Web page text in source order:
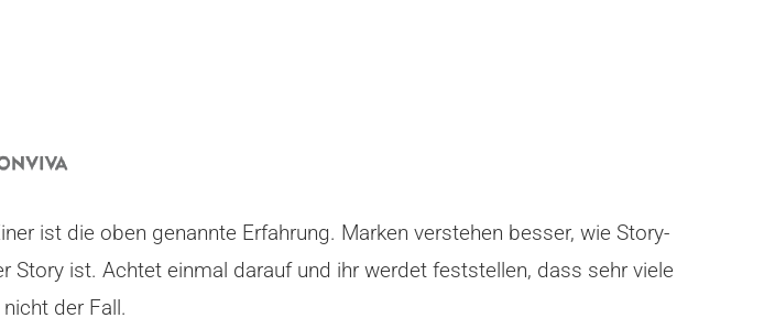
ist die oben genannte Erfahrung. Marken verstehen besser, wie Story-
ist. Achtet einmal darauf und ihr werdet feststellen, dass sehr viele
der Fall.